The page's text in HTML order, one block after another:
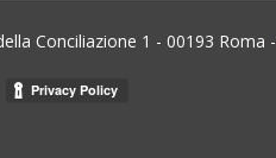
Conciliazione 1 - 00193 Roma -